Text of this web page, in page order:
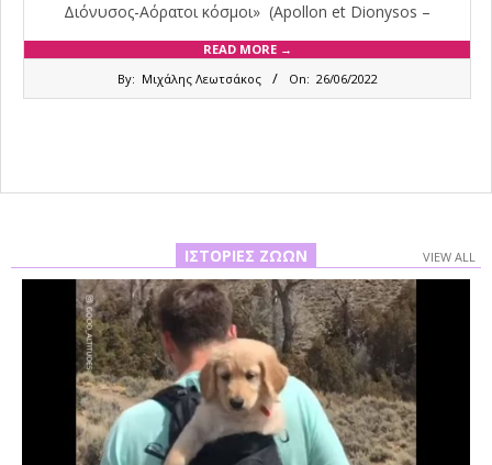
Διόνυσος-Αόρατοι κόσμοι» (Αpollon et Dionysos –
READ MORE →
By: Μιχάλης Λεωτσάκος On: 26/06/2022
ΙΣΤΟΡΊΕΣ ΖΏΩΝ VIEW ALL